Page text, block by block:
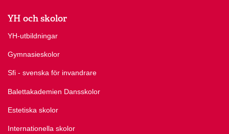
YH och skolor
YH-utbildningar
Gymnasieskolor
Sfi - svenska för invandrare
Balettakademien Dansskolor
Estetiska skolor
Internationella skolor